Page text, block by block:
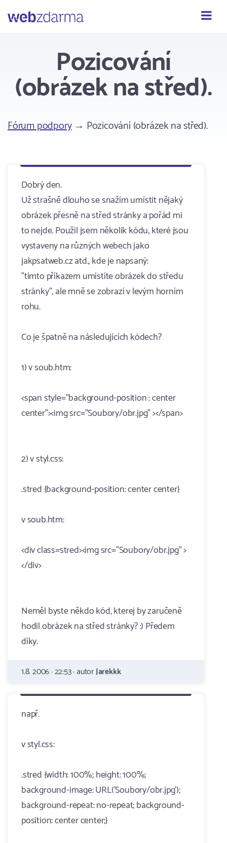
Webzdarma
Pozicování
(obrázek na střed).
Fórum podpory→ Pozicování (obrázek na střed).
Dobrý den.
Už strašně dlouho se snažím umístit nějaký
obrázek přesně na střed stránky a pořád mi
to nejde. Použil jsem několik kódu, které jsou
vystaveny na různých webech jako
jakpsatweb.cz atd., kde je napsaný:
"tímto příkazem umístíte obrázek do středu
stránky", ale mně se zobrazí v levým horním
rohu.
Co je špatně na následujících kódech?
1) v soub.htm:
<span style="background-position : center
center"><img src="Soubory/obr.jpg" ></span>
2) v styl.css:
.stred {background-position: center center}
v soub.htm:
<div class=stred><img src="Soubory/obr.jpg" >
</div>
Neměl byste někdo kód, kterej by zaručeně
hodil obrázek na střed stránky? :) Předem
díky.
1.8. 2006 · 22:53 · autorJarekkk
např.
v styl.css:
.stred {width: 100%; height: 100%;
background-image: URL('Soubory/obr.jpg');
background-repeat: no-repeat; background-
position: center center;}